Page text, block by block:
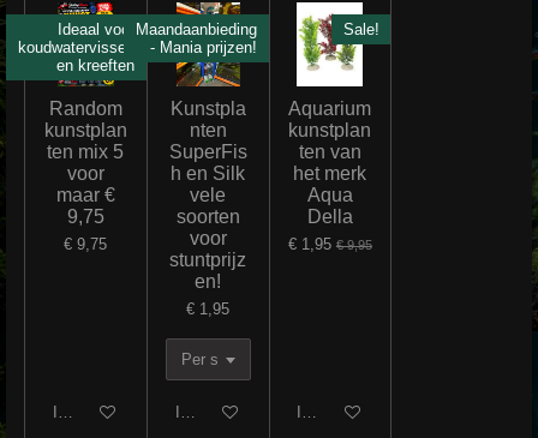
Ideaal voor
koudwatervissen
en kreeften
Random
kunstplan
ten mix 5
voor
maar €
9,75
€ 9,75
In winkelwagen
Maandaanbieding
- Mania prijzen!
Kunstpla
nten
SuperFis
h en Silk
vele
soorten
voor
stuntprijz
en!
€ 1,95
In winkelwagen
Sale!
Aquarium
kunstplan
ten van
het merk
Aqua
Della
€ 1,95 € 9,95
In winkelwagen